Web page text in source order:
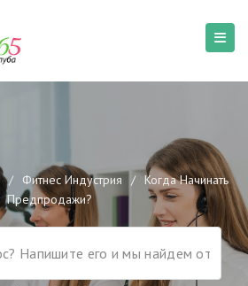
/ Фитнес Индустрия / Когда Начинать
Предпродажи?